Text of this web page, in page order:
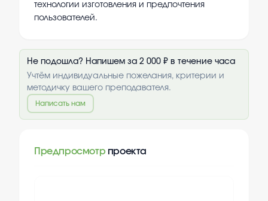
технологии изготовления и предпочтения
пользователей.
Не подошла? Напишем за 2 000 ₽ в течение часа
Учтём индивидуальные пожелания, критерии и
методичку вашего преподавателя.
Написать нам
Предпросмотр проекта